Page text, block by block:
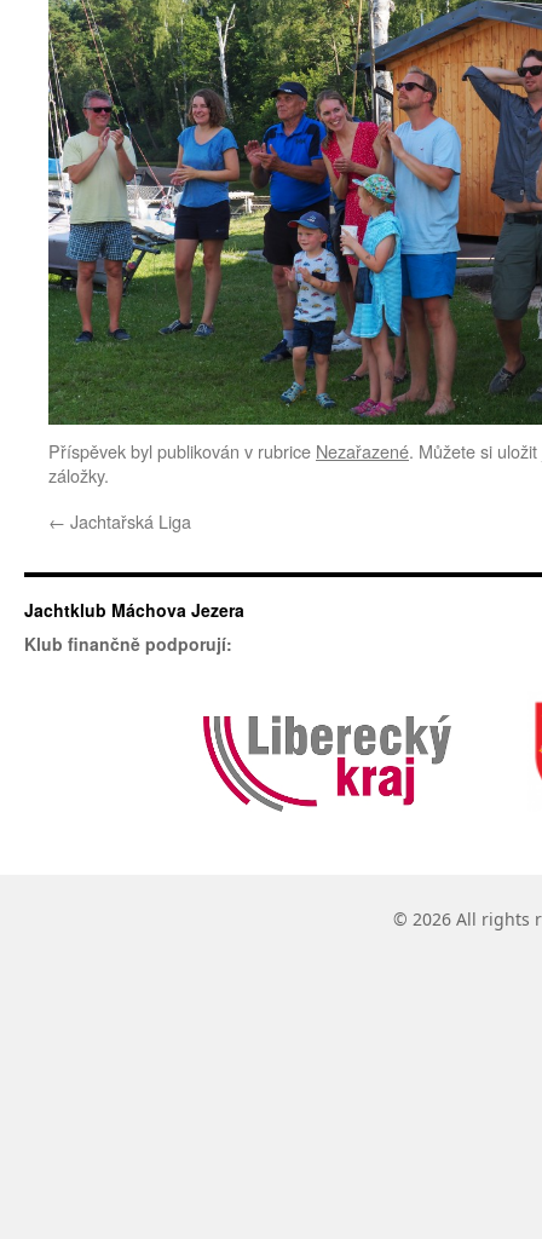
Příspěvek byl publikován v rubrice Nezařazené. Můžete si
záložky.
← Jachtařská Liga
Jachtklub Máchova Jezera
Klub finančně podporují:
© 2026 All rights